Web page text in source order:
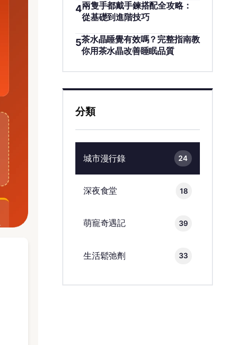
4兩隻手都戴手鍊搭配全攻略：
從基礎到進階技巧
5茶水晶睡覺有效嗎？完整指南教
你用茶水晶改善睡眠品質
分類
城市漫行錄 24
深夜食堂 18
萌寵奇遇記 39
生活鬆弛劑 33